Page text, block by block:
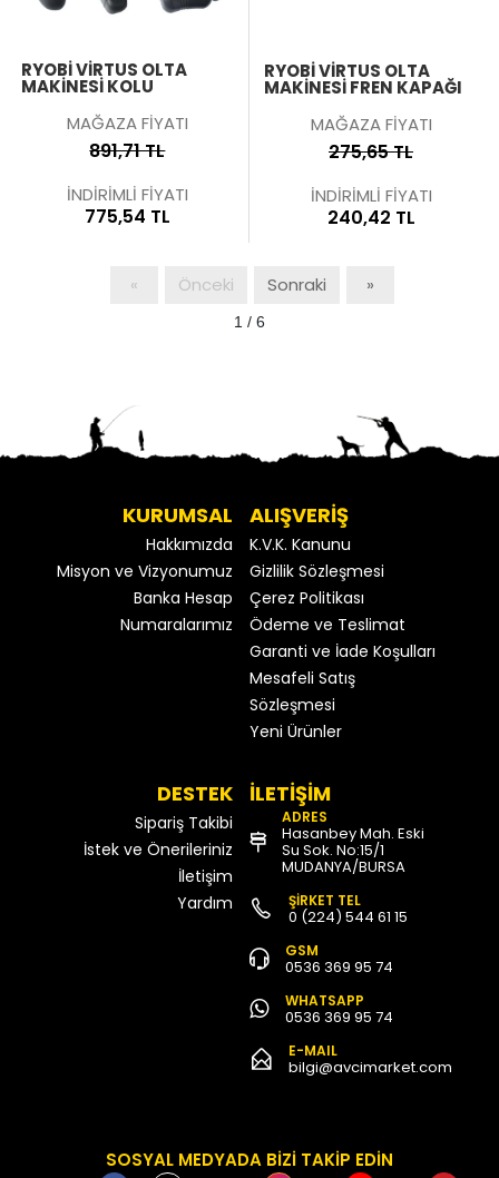
RYOBI VIRTUS OLTA
MAKINESI KOLU
MAĞAZA FİYATI
891,71 TL
İNDİRİMLİ FİYATI
775,54 TL
RYOBI VIRTUS OLTA
MAKINESI FREN KAPAĞI
MAĞAZA FİYATI
275,65 TL
İNDİRİMLİ FİYATI
240,42 TL
« Önceki Sonraki »
1 / 6
KURUMSAL
Hakkımızda
Misyon ve Vizyonumuz
Banka Hesap
Numaralarımız
ALIŞVERİŞ
K.V.K. Kanunu
Gizlilik Sözleşmesi
Çerez Politikası
Ödeme ve Teslimat
Garanti ve İade Koşulları
Mesafeli Satış
Sözleşmesi
Yeni Ürünler
DESTEK
Sipariş Takibi
İstek ve Önerileriniz
İletişim
Yardım
İLETİŞİM
ADRES
Hasanbey Mah. Eski
Su Sok. No:15/1
MUDANYA/BURSA
ŞİRKET TEL
0 (224) 544 61 15
GSM
0536 369 95 74
WHATSAPP
0536 369 95 74
E-MAIL
bilgi@avcimarket.com
SOSYAL MEDYADA BİZİ TAKİP EDİN